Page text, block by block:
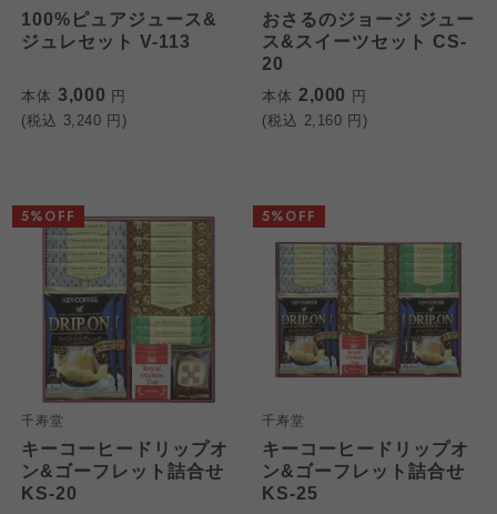
100%ピュアジュース&
ジュレセット V-113
本体 3,000 円
(税込 3,240 円)
おさるのジョージ ジュー
ス&スイーツセット CS-
20
本体 2,000 円
(税込 2,160 円)
千寿堂
キーコーヒードリップオ
ン&ゴーフレット詰合せ
KS-20
5%OFF
千寿堂
キーコーヒードリップオ
ン&ゴーフレット詰合せ
KS-25
5%OFF